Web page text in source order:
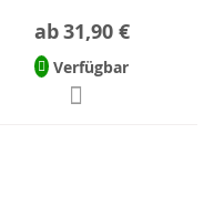
ab31,90 €
Verfügbar